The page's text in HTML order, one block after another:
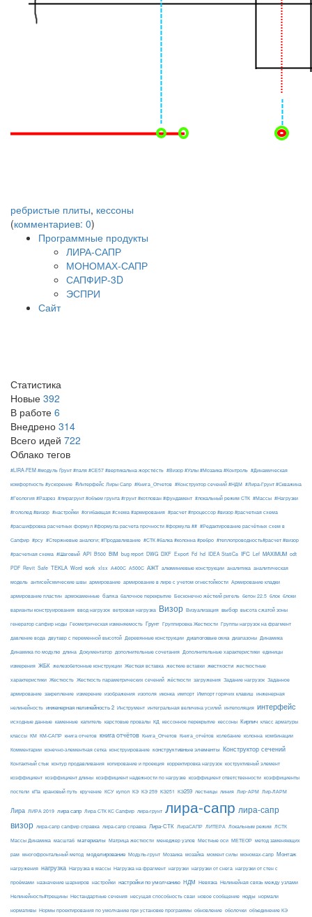
ребристые плиты, кессоны
(комментариев: 0)
Программные продукты
ЛИРА-САПР
МОНОМАХ-САПР
САПФИР-3D
ЭСПРИ
Сайт
Статистика
Новые 392
В работе 6
Внедрено 314
Всего идей 722
Облако тегов
#LIRA-FEM #модуль Ґрунт #паля #СЕ57 #вертикальна жорсткість #Визор #Узлы #Мозаика #Контроль #Динамическая
комфортность #ускорение #Интерфейс Лиры Сапр #Книга_Отчетов #Конструктор сечений #НДМ #Лира-Грунт #Скважина
#Геология #Разрез #лирагрунт #объем грунта #грунт #котлован #фундамент #локальный режим СТК #Массы #Нагрузки
#гололед #визор #настройки #огибающая #схема #армирования #расчет #процессор #визор #расчетная схема
#расшифровка расчетных формул #формула расчета прочности #формула ## #Редактирование расчётных схем в
Сапфир #рсу #Стержневые аналоги; #Продавливание #СТК #балка #колонна #ребро #теплопроводность#расчет #визор
#расчетная схема #Шаговый API B500 BIM bug report DWG DXF Export Fd hd IDEA StatiCa IFC Lef MAXIMUM odt
PDF Revit Safe TEKLA Word work xlsx А400С А500С АЖТ алюминиевые конструкции аналитика аналитическая
модель антисейсмические швы армирование армирование в лире с учетом огнестойкости Армирование кладки
армирование пластин армокаменные балка балочное перекрытие Бесконечно жёсткий ригель бетон 22.5 блок блоки
варианты конструирования ввод нагрузок ветровая нагрузка Визор Визуализация выбор высота сжатой зоны
генератор сапфир ноды Геометрическая изменяемость Грунт Группировка Жесткости Группы нагрузок на фрагмент
давление вода двутавр с переменной высотой Деревянные конструкции диалоговые окна диапазоны Динамика
Динамика по модулю длина Документатор дополнительные сочетания Дополнительные характеристики единицы
измерения ЖБК железобетонные конструкции Жесткая вставка жесткие вставки жесткости жесткостные
характеристики Жесткость Жесткость параметрических сечений жёсткости загружения Задание нагрузок Заданное
армирование закрепление измерение изображения изополя иконка импорт Импорт горячих клавиш инженерная
нелинейность инженерная нелинейность 2 Инструмент интегральная величина усилий интеполяция интерфейс
исходные данные каменные капитель карстовые провалы КД кессонное перекрытие кессоны Кирпич класс арматуры
классы КМ КМ-САПР книга отчетов книга отчётов Книга_Отчетов Книга_отчётов колебание колонна комбинации
Комментарии конечно-элементная сетка конструирование конструктивные элементы Конструктор сечений
Контактный стык контур продавливания копирование и проекция корректировка нагрузок коструктивный элемент
коэффициент коэффициент длины коэффициент надежности по нагрузке коэффициент ответственности коэффициенты
постели кПа крановый путь кручение КСУ купол КЭ КЭ 259 КЭ251 КЭ259 лестницы линия Лир-АРМ Лир-ЛАРМ
Лира ЛИРА 2019 лира сапр Лира СТК КС Сапфир лира-грунт лира-сапр лира-сапр
визор лира-сапр сапфир справка лира-сапр справка Лира-СТК ЛираСАПР ЛИТЕРА Локальным режим ЛСТК
Массы Динамика масштаб материалы Матрица жесткости менеджер узлов Местные оси МЕТЕОР метод заменяющих
рам многофронтальный метод моделирование Модуль-грунт Мозаика мозайка момент силы мономах-сапр Монтаж
нагружения нагрузка Нагрузка в массы Нагрузка на фрагмент нагрузки нагрузки от снега нагрузки от стен с
проёмами назначение шарниров настройки настройки по умолчанию НДМ Невязка Нелинейная связь между узлами
Нелинейность#трещины Нестандартные сечения несущая способность сваи новое сообщение ноды нормали
нормативы Нормы проектирования по умолчанию при установке программы обновление оболочки объединение КЭ